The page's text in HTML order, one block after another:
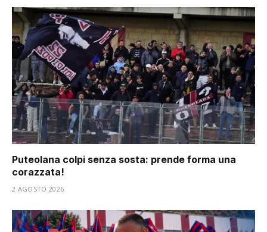
Puteolana colpi senza sosta: prende forma una
corazzata!
2 AGOSTO 2026